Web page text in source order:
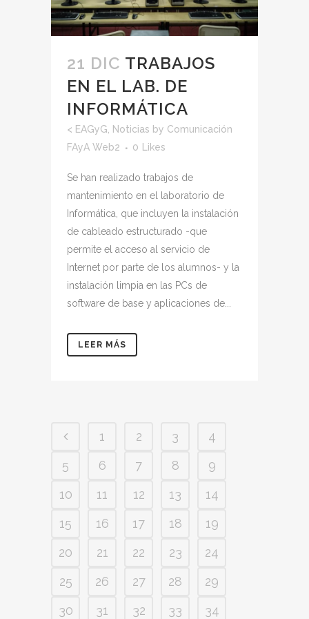
21 DIC TRABAJOS
EN EL LAB. DE
INFORMÁTICA
< EAGyG, Noticias by Comunicación
FAyA Web2
0 Likes
Se han realizado trabajos de
mantenimiento en el laboratorio de
Informática, que incluyen la instalación
de cableado estructurado -que
permite el acceso al servicio de
Internet por parte de los alumnos- y la
instalación limpia en las PCs de
software de base y aplicaciones de...
LEER MÁS
1 2 3
4
5
6 7 8
9
10
11 12 13
14
15
16 17 18
19
20
21 22 23
24
25
26 27 28
29
30
31 32 33
34